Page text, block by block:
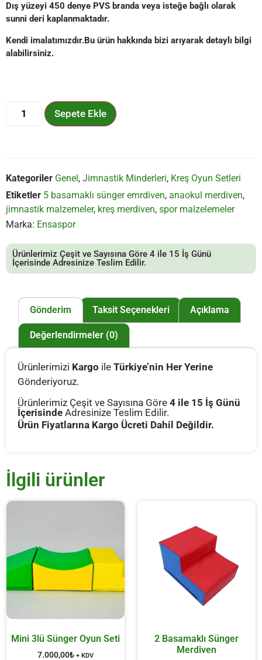
Dış yüzeyi 450 denye PVS branda veya isteğe bağlı olarak
sunni deri kaplanmaktadır.
Kendi imalatımızdır.Bu ürün hakkında bizi arıyarak detaylı bilgi
alabilirsiniz.
Sepete Ekle
Kategoriler Genel, Jimnastik Minderleri, Kreş Oyun Setleri
Etiketler 5 basamaklı sünger emrdiven, anaokul merdiven,
jimnastik malzemeler, kreş merdiven, spor malzelemeler
Marka: Ensaspor
Ürünlerimiz Çeşit ve Sayısına Göre 4 ile 15 İş Günü
İçerisinde Adresinize Teslim Edilir.
Gönderim Taksit Seçenekleri Açıklama
Değerlendirmeler (0)
Ürünlerimizi Kargo ile Türkiye’nin Her Yerine
Gönderiyoruz.
Ürünlerimiz Çeşit ve Sayısına Göre 4 ile 15 İş Günü
İçerisinde Adresinize Teslim Edilir.
Ürün Fiyatlarına Kargo Ücreti Dahil Değildir.
İlgili ürünler
Mini 3lü Sünger Oyun Seti
7.000,00₺ + KDV
2 Basamaklı Sünger
Merdiven